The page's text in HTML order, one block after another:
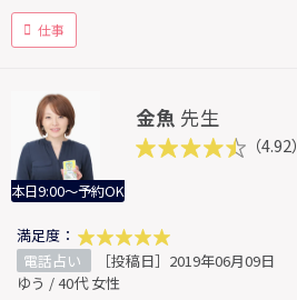
仕事
本日9:00～予約OK
金魚 先生
（4.92）
満足度：
電話占い
［投稿日］2019年06月09日
ゆう / 40代 女性